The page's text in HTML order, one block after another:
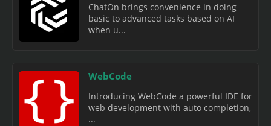
ChatOn brings convenience in doing
basic to advanced tasks based on AI
when u...
WebCode
Introducing WebCode a powerful IDE for
web development with auto completion,
...